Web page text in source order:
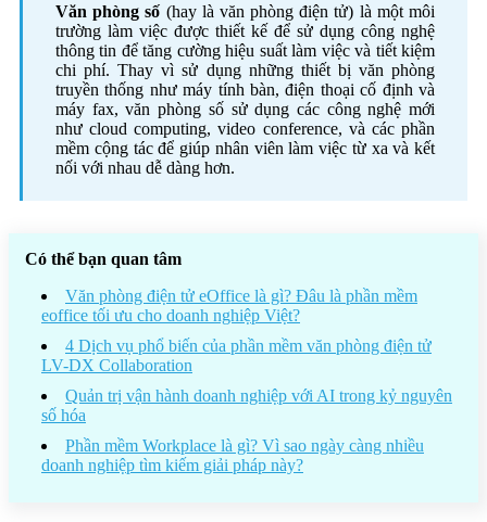
Văn phòng số (hay là văn phòng điện tử) là một môi
trường làm việc được thiết kế để sử dụng công nghệ
thông tin để tăng cường hiệu suất làm việc và tiết kiệm
chi phí. Thay vì sử dụng những thiết bị văn phòng
truyền thống như máy tính bàn, điện thoại cố định và
máy fax, văn phòng số sử dụng các công nghệ mới
như cloud computing, video conference, và các phần
mềm cộng tác để giúp nhân viên làm việc từ xa và kết
nối với nhau dễ dàng hơn.
Có thể bạn quan tâm
Văn phòng điện tử eOffice là gì? Đâu là phần mềm
eoffice tối ưu cho doanh nghiệp Việt?
4 Dịch vụ phổ biến của phần mềm văn phòng điện tử
LV-DX Collaboration
Quản trị vận hành doanh nghiệp với AI trong kỷ nguyên
số hóa
Phần mềm Workplace là gì? Vì sao ngày càng nhiều
doanh nghiệp tìm kiếm giải pháp này?